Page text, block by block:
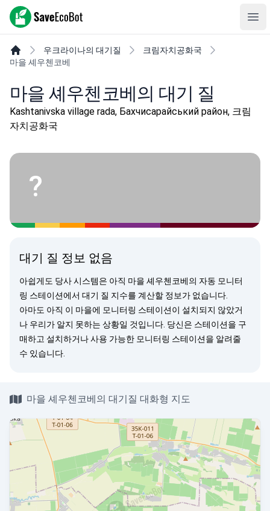
SaveEcoBot
우크라이나의 대기질
크림자치공화국
마을 셰우첸코베
마을 셰우첸코베의 대기 질
Kashtanivska village rada, Бахчисарайський район, 크림
자치공화국
?
대기 질 정보 없음
아쉽게도 당사 시스템은 아직 마을 셰우첸코베의 자동 모니터
링 스테이션에서 대기 질 지수를 계산할 정보가 없습니다.
아마도 아직 이 마을에 모니터링 스테이션이 설치되지 않았거
나 우리가 알지 못하는 상황일 것입니다. 당신은 스테이션을 구
매하고 설치하거나 사용 가능한 모니터링 스테이션을 알려줄
수 있습니다.
마을 셰우첸코베의 대기질 대화형 지도